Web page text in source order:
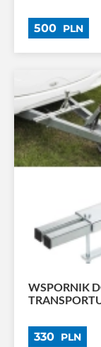
500 PLN
WSPORNIK
330 PLN